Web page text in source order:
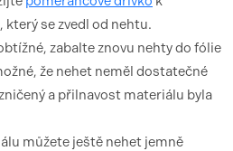
se zvedl od nehtu.
zabalte znovu nehty do fólie
že nehet neměl dostatečné
a přilnavost materiálu byla
můžete ještě nehet jemně